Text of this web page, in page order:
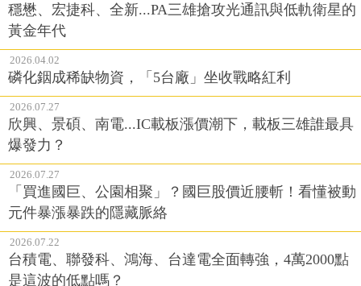
穩懋、宏捷科、全新...PA三雄搶攻光通訊與低軌衛星的
黃金年代
2026.04.02
磷化銦成稀缺物資，「5台廠」坐收戰略紅利
2026.07.27
欣興、景碩、南電...IC載板漲價潮下，載板三雄誰最具
爆發力？
2026.07.27
「買進國巨、公園相聚」？國巨股價近腰斬！看懂被動
元件暴漲暴跌的隱藏脈絡
2026.07.22
台積電、聯發科、鴻海、台達電全面轉強，4萬2000點
是這波的低點嗎？